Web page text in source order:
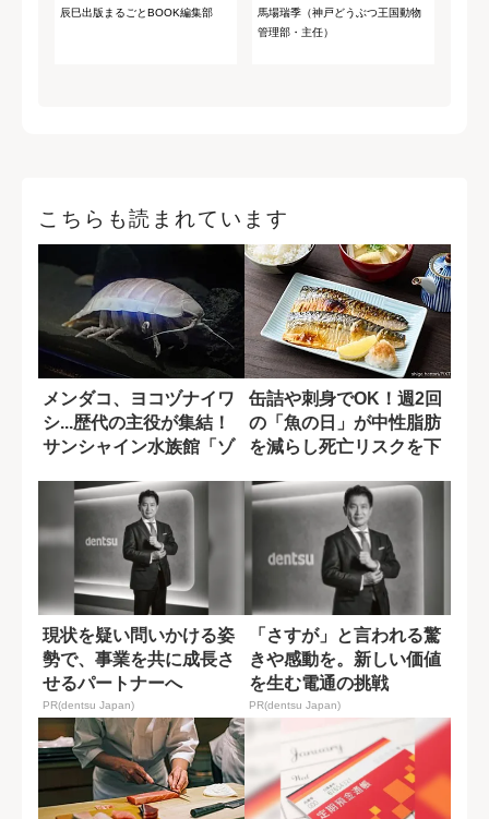
辰巳出版まるごとBOOK編集部
馬場瑞季（神戸どうぶつ王国動物
管理部・主任）
こちらも読まれています
メンダコ、ヨコヅナイワ
シ...歴代の主役が集結！
サンシャイン水族館「ゾ
缶詰や刺身でOK！週2回
の「魚の日」が中性脂肪
を減らし死亡リスクを下
現状を疑い問いかける姿
勢で、事業を共に成長さ
せるパートナーへ
PR(dentsu Japan)
「さすが」と言われる驚
きや感動を。新しい価値
を生む電通の挑戦
PR(dentsu Japan)